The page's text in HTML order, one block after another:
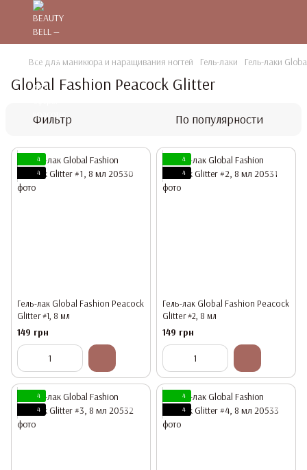
Все для маникюра и наращивания ногтей Гель-лаки Гель-лаки
Global Fashion Peacock Glitter
Фильтр По популярности
4
4
Гель-лак Global Fashion Peacock
Glitter #1, 8 мл
149 грн
4
4
Гель-лак Global Fashion Peacock
Glitter #2, 8 мл
149 грн
4
4
4
4